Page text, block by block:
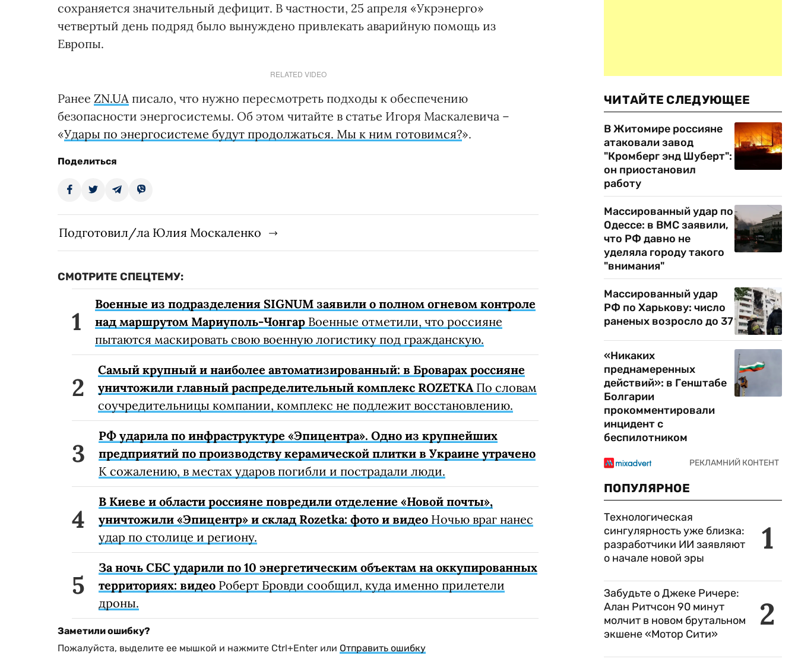
сохраняется значительный дефицит. В частности, 25 апреля «Укрэнерго»
четвертый день подряд было вынуждено привлекать аварийную помощь из
Европы.
RELATED VIDEO
Ранее ZN.UA писало, что нужно пересмотреть подходы к обеспечению
безопасности энергосистемы. Об этом читайте в статье Игоря Маскалевича –
«Удары по энергосистеме будут продолжаться. Мы к ним готовимся?».
Поделиться
Подготовил/ла Юлия Москаленко
СМОТРИТЕ СПЕЦТЕМУ:
Военные из подразделения SIGNUM заявили о полном огневом контроле
над маршрутом Мариуполь-Чонгар Военные отметили, что россияне
пытаются маскировать свою военную логистику под гражданскую.
Самый крупный и наиболее автоматизированный: в Броварах россияне
уничтожили главный распределительный комплекс ROZETKAПо словам
соучредительницы компании, комплекс не подлежит восстановлению.
РФ ударила по инфраструктуре «Эпицентра». Одно из крупнейших
предприятий по производству керамической плитки в Украине утрачено
К сожалению, в местах ударов погибли и пострадали люди.
В Киеве и области россияне повредили отделение «Новой почты»,
уничтожили «Эпицентр» и склад Rozetka: фото и видео Ночью враг нанес
удар по столице и региону.
За ночь СБС ударили по 10 энергетическим объектам на оккупированных
территориях: видео Роберт Бровди сообщил, куда именно прилетели
дроны.
Заметили ошибку?
Пожалуйста, выделите ее мышкой и нажмите Ctrl+Enter или Отправить ошибку
ЧИТАЙТЕ СЛЕДУЮЩЕЕ
В Житомире россияне
атаковали завод
"Кромберг энд Шуберт":
он приостановил
работу
Массированный удар по
Одессе: в ВМС заявили,
что РФ давно не
уделяла городу такого
"внимания"
Массированный удар
РФ по Харькову: число
раненых возросло до 37
«Никаких
преднамеренных
действий»: в Генштабе
Болгарии
прокомментировали
инцидент с
беспилотником
ПОПУЛЯРНОЕ
1
Технологическая
сингулярность уже близка:
разработчики ИИ заявляют
о начале новой эры
2
Забудьте о Джеке Ричере:
Алан Ритчсон 90 минут
молчит в новом брутальном
экшене «Мотор Сити»